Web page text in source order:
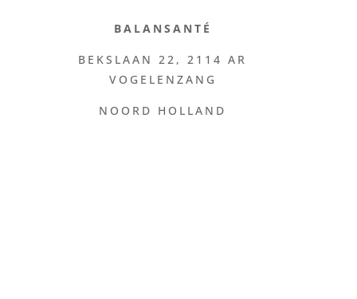
BALANSANTÉ
BEKSLAAN 22, 2114 AR
VOGELENZANG
NOORD HOLLAND